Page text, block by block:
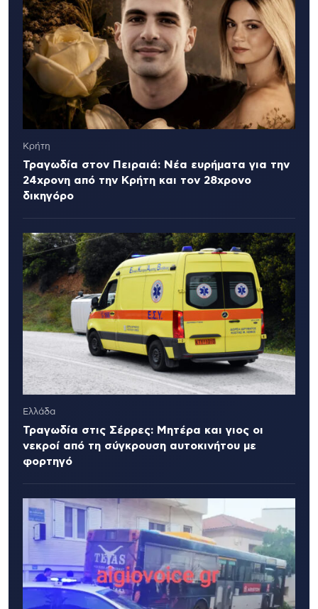
Κρήτη
Τραγωδία στον Πειραιά: Νέα ευρήματα για την
24χρονη από την Κρήτη και τον 28χρονο
δικηγόρο
Ελλάδα
Τραγωδία στις Σέρρες: Μητέρα και γιος οι
νεκροί από τη σύγκρουση αυτοκινήτου με
φορτηγό